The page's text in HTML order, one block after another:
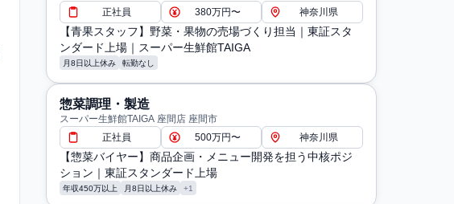
正社員
380万円〜 神奈川県
【青果スタッフ】野菜・果物の売場づくり担当｜東証スタ
ンダード上場｜スーパー生鮮館TAIGA
月8日以上休み 転勤なし
惣菜調理・製造
スーパー生鮮館TAIGA 座間店 座間市
正社員
500万円〜 神奈川県
【惣菜バイヤー】商品企画・メニュー開発を担う中核ポジ
ション｜東証スタンダード上場
年収450万以上 月8日以上休み +1